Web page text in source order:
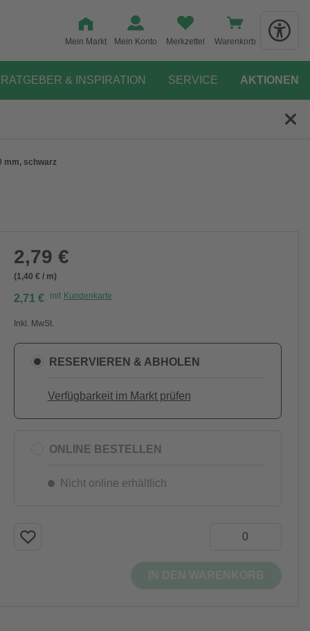
Mein Markt Mein Konto Merkzettel Warenkorb
RATGEBER & INSPIRATION SERVICE AKTIONEN
mm, schwarz
2,79 €
(1,40 € / m)
2,71 € mit Kundenkarte
Inkl. MwSt.
RESERVIEREN & ABHOLEN
Verfügbarkeit im Markt prüfen
ONLINE BESTELLEN
Nicht online erhältlich